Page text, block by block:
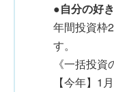
●自分の好
年間投資枠
す。
《一括投資
【今年】1